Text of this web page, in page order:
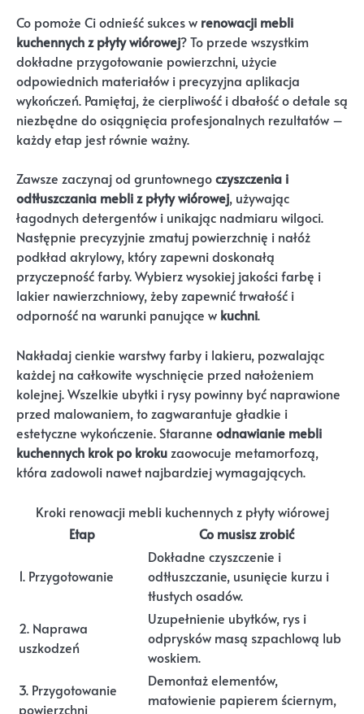
Co pomoże Ci odnieść sukces w renowacji mebli
kuchennych z płyty wiórowej? To przede wszystkim
dokładne przygotowanie powierzchni, użycie
odpowiednich materiałów i precyzyjna aplikacja
wykończeń. Pamiętaj, że cierpliwość i dbałość o detale są
niezbędne do osiągnięcia profesjonalnych rezultatów –
każdy etap jest równie ważny.
Zawsze zaczynaj od gruntownegoczyszczenia i
odtłuszczania mebli z płyty wiórowej, używając
łagodnych detergentów i unikając nadmiaru wilgoci.
Następnie precyzyjnie zmatuj powierzchnię i nałóż
podkład akrylowy, który zapewni doskonałą
przyczepność farby. Wybierz wysokiej jakości farbę i
lakier nawierzchniowy, żeby zapewnić trwałość i
odporność na warunki panujące w kuchni.
Nakładaj cienkie warstwy farby i lakieru, pozwalając
każdej na całkowite wyschnięcie przed nałożeniem
kolejnej. Wszelkie ubytki i rysy powinny być naprawione
przed malowaniem, to zagwarantuje gładkie i
estetyczne wykończenie. Staranne odnawianie mebli
kuchennych krok po kroku zaowocuje metamorfozą,
która zadowoli nawet najbardziej wymagających.
Kroki renowacji mebli kuchennych z płyty wiórowej
Etap
Co musisz zrobić
1. Przygotowanie
Dokładne czyszczenie i
odtłuszczanie, usunięcie kurzu i
tłustych osadów.
2. Naprawa
uszkodzeń
Uzupełnienie ubytków, rys i
odprysków masą szpachlową lub
woskiem.
3. Przygotowanie
powierzchni
Demontaż elementów,
matowienie papierem ściernym,